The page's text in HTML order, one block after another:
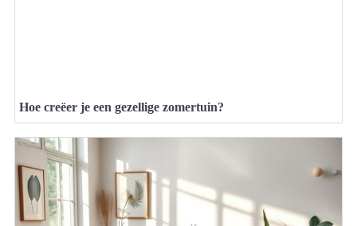
Hoe creëer je een gezellige zomertuin?